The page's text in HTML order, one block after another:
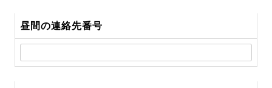
昼間の連絡先番号